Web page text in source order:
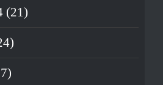
(21)